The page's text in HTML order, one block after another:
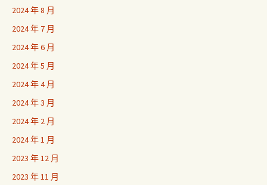
2024 年 8 月
2024 年 7 月
2024 年 6 月
2024 年 5 月
2024 年 4 月
2024 年 3 月
2024 年 2 月
2024 年 1 月
2023 年 12 月
2023 年 11 月